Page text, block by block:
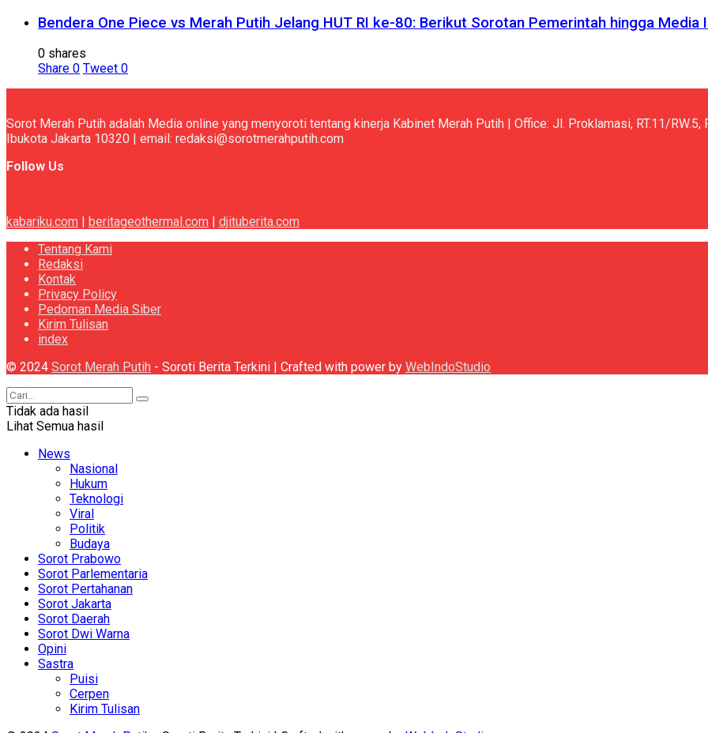
Bendera One Piece vs Merah Putih Jelang HUT RI ke-80: Berikut Sorotan Pemerintah hingga Media
0 shares
Share 0 Tweet 0
Sorot Merah Putih adalah Media online yang menyoroti tentang kinerja Kabinet Merah Putih | Office: Jl. Proklamasi, RT.11/
Ibukota Jakarta 10320 | email: redaksi@sorotmerahputih.com
Follow Us
kabariku.com beritageothermal.com
djituberita.com
Tentang Kami
Redaksi
Kontak
Privacy Policy
Pedoman Media Siber
Kirim Tulisan
index
© 2024 Sorot Merah Putih - Soroti Berita Terkini | Crafted with power by WebIndoStudio
Tidak ada hasil
Lihat Semua hasil
News
Nasional
Hukum
Teknologi
Viral
Politik
Budaya
Sorot Prabowo
Sorot Parlementaria
Sorot Pertahanan
Sorot Jakarta
Sorot Daerah
Sorot Dwi Warna
Opini
Sastra
Puisi
Cerpen
Kirim Tulisan